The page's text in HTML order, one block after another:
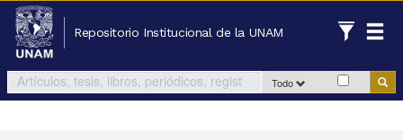
Repositorio Institucional de la UNAM
Todo